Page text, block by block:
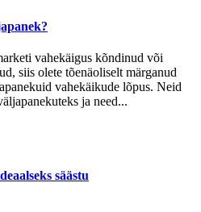
vahekäigus kõndinud või
siis olete tõenäoliselt märganud
vahekäikude lõpus. Neid
ja need...
säästu